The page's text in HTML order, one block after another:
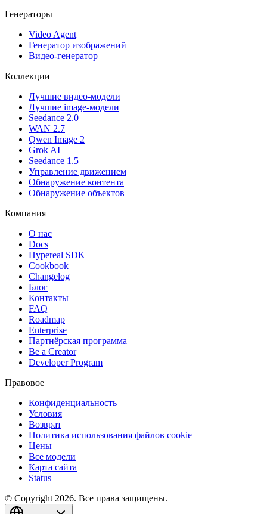
Генераторы
Video Agent
Генератор изображений
Видео-генератор
Коллекции
Лучшие видео-модели
Лучшие image-модели
Seedance 2.0
WAN 2.7
Qwen Image 2
Grok AI
Seedance 1.5
Управление движением
Обнаружение контента
Обнаружение объектов
Компания
О нас
Docs
Hypereal SDK
Cookbook
Changelog
Блог
Контакты
FAQ
Roadmap
Enterprise
Партнёрская программа
Be a Creator
Developer Program
Правовое
Конфиденциальность
Условия
Возврат
Политика использования файлов cookie
Цены
Все модели
Карта сайта
Status
© Copyright 2026. Все права защищены.